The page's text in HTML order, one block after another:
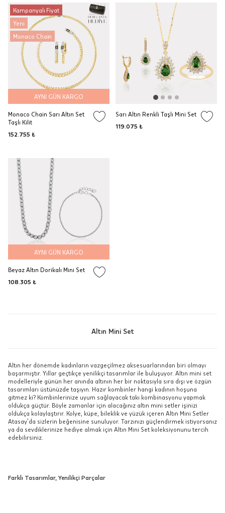
Kampanyalı Fiyat
Yeni
Monaco Chain
AYNI GÜN KARGO
Monaco Chain Sarı Altın Set
Taşlı Kilit
152.755 ₺
Sarı Altın Renkli Taşlı Mini Set
119.075 ₺
AYNI GÜN KARGO
Beyaz Altın Dorikalı Mini Set
108.305 ₺
Altın Mini Set
Altın her dönemde kadınların vazgeçilmez aksesuarlarından biri olmayı
başarmıştır. Yıllar geçtikçe yenilikçi tasarımlar ile buluşuyor. Altın mini set
modelleriyle günün her anında altının her bir noktasıyla sıra dışı ve özgün
tasarımları üstünüzde taşıyın. Hazır kombinler hangi kadının hoşuna
gitmez ki? Kombinlerinize uyum sağlayacak takı kombinasyonu yapmak
oldukça güçtür. Böyle zamanlar için alacağınız altın mini setler işinizi
oldukça kolaylaştırır. Kolye, küpe, bileklik ve yüzük içeren Altın Mini Setler
Atasay’da sizlerin beğenisine sunuluyor. Tarzınızı güçlendirmek istiyorsanız
ya da sevdiklerinize hediye almak için Altın Mini Set koleksiyonunu tercih
edebilirsiniz.
Farklı Tasarımlar, Yenilikçi Parçalar